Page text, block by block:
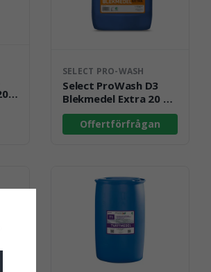
SELECT PRO-WASH
Select ProWash D3
Blekmedel Extra 20 kg
(HBV)
Offertförfrågan